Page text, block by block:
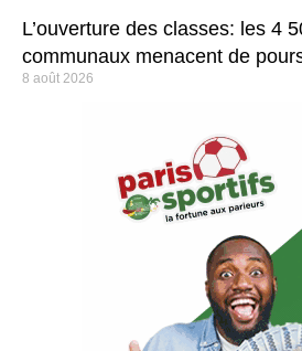
L’ouverture des classes: les 4
communaux menacent de
8 août 2026